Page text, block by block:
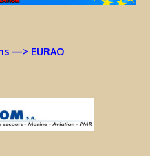
—> EURAO